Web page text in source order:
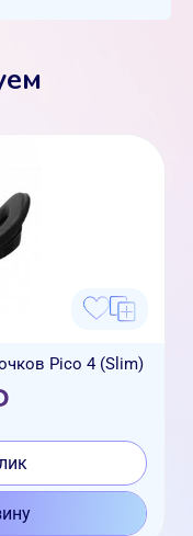
Pico 4 (Slim)